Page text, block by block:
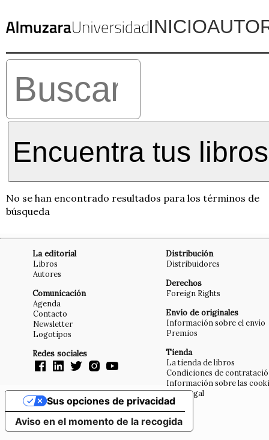
INICIO
Encuentra tus libros
No se han encontrado resultados para los términos de
búsqueda
La editorial
Libros
Autores
Comunicación
Agenda
Contacto
Newsletter
Logotipos
Redes sociales
Distribución
Distribuidores
Derechos
Foreign Rights
Envío de originales
Información sobre el envío
Premios
Tienda
La tienda de libros
Condiciones de
Información sobre las
Aviso legal
Aviso en el momento de la recogida
Sus opciones de privacidad